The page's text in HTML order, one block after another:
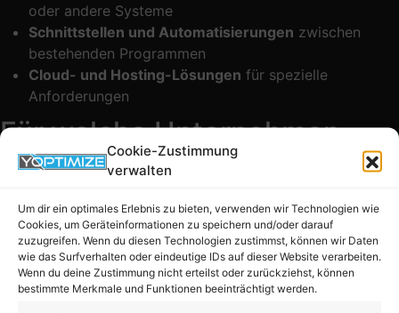
Cookie-Zustimmung
verwalten
Um dir ein optimales Erlebnis zu bieten, verwenden wir Technologien wie
Cookies, um Geräteinformationen zu speichern und/oder darauf
zuzugreifen. Wenn du diesen Technologien zustimmst, können wir Daten
wie das Surfverhalten oder eindeutige IDs auf dieser Website verarbeiten.
Wenn du deine Zustimmung nicht erteilst oder zurückziehst, können
bestimmte Merkmale und Funktionen beeinträchtigt werden.
oder andere Systeme
Schnittstellen und Automatisierungen zwischen
bestehenden Programmen
Cloud- und Hosting-Lösungen für spezielle
Anforderungen
Für welche Unternehmen
sind individuelle Lösungen
sinnvoll?
Individuelle Lösungen sind besonders dann sinnvoll, wenn
Standardsoftware nicht ausreicht oder Prozesse effizienter
gestaltet werden sollen. Das betrifft zum Beispiel: